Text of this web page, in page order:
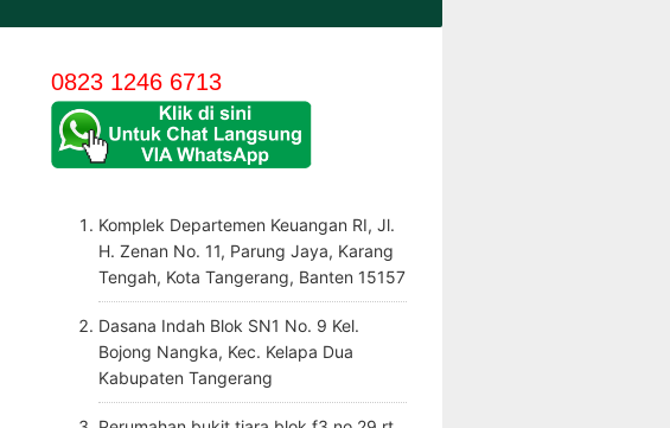
0823 1246 6713
Komplek Departemen Keuangan RI, Jl.
H. Zenan No. 11, Parung Jaya, Karang
Tengah, Kota Tangerang, Banten 15157
Dasana Indah Blok SN1 No. 9 Kel.
Bojong Nangka, Kec. Kelapa Dua
Kabupaten Tangerang